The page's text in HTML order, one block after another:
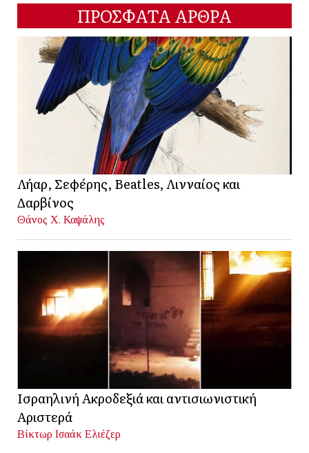
ΠΡΟΣΦΑΤΑ ΑΡΘΡΑ
Λήαρ, Σεφέρης, Beatles, Λινναίος και
Δαρβίνος
Θάνος Χ. Καψάλης
Ισραηλινή Ακροδεξιά και αντισιωνιστική
Αριστερά
Βίκτωρ Ισαάκ Ελιέζερ